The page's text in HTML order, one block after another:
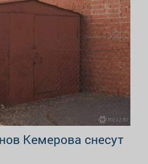
Кемерова снесут